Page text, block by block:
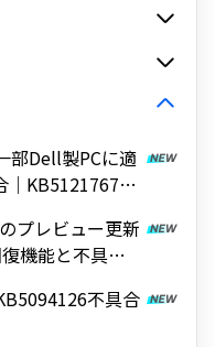
部Dell製PCに適
｜KB5121767で
プレビュー更新
機能と不具合
不具合